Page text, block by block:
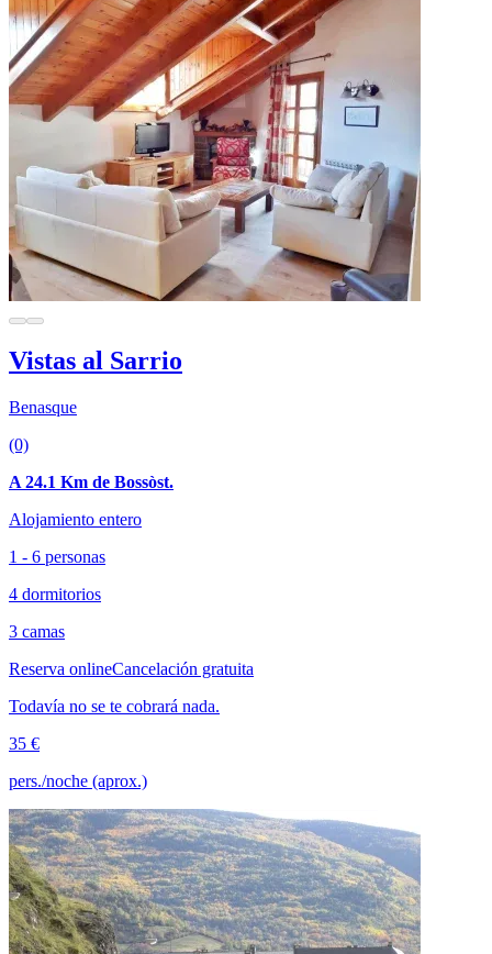
Vistas al Sarrio
Benasque
(0)
A 24.1 Km de Bossòst.
Alojamiento entero
1 - 6 personas
4 dormitorios
3 camas
Reserva onlineCancelación gratuita
Todavía no se te cobrará nada.
35 €
pers./noche (aprox.)